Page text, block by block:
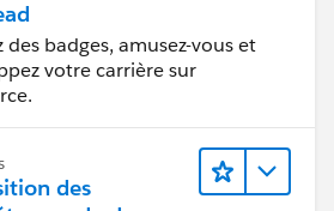
des badges, amusez-vous et
votre carrière sur
des